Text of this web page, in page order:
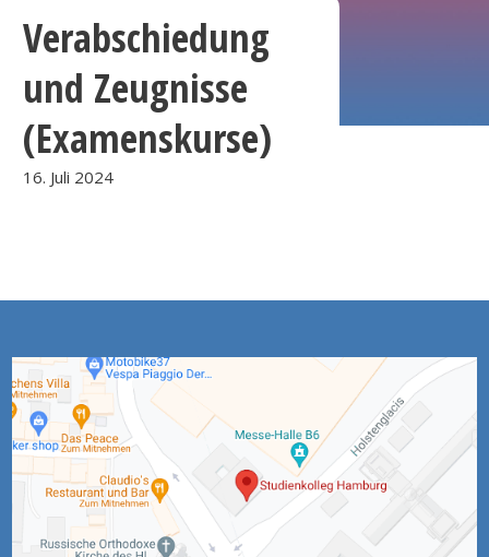
Verabschiedung
und Zeugnisse
(Examenskurse)
16. Juli 2024